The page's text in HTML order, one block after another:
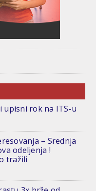
upisni rok na ITS-u
– Srednja
odeljenja !
tražili